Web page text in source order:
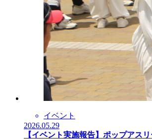
イベント
2026.05.29
【イベント実施報告】ポップアス